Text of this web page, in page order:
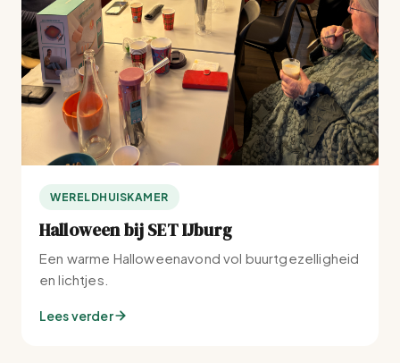
WERELDHUISKAMER
Halloween bij SET IJburg
Een warme Halloweenavond vol buurtgezelligheid
en lichtjes.
Lees verder